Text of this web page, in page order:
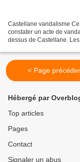
Castellane vandalisme
constater un acte de
dessus de Castellane.
< Page
Hébergé par
Top articles
Pages
Contact
Signaler un abus